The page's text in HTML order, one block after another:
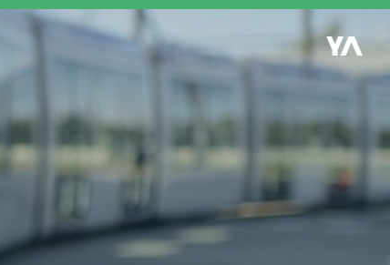
Retour à l'accueil